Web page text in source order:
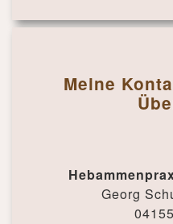
Meine
Georg